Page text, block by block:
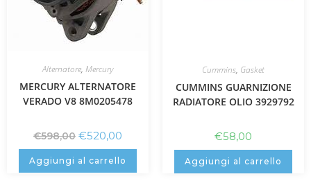
Alternatore, Mercury
MERCURY ALTERNATORE
VERADO V8 8M0205478
€598,00 €520,00
Aggiungi al carrello
Cummins, Gasket
CUMMINS GUARNIZIONE
RADIATORE OLIO 3929792
€58,00
Aggiungi al carrello